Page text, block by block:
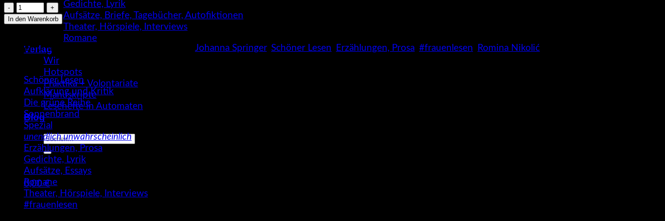
Gedichte, Lyrik
Aufsätze, Briefe, Tagebücher, Autofiktionen
Theater, Hörspiele, Interviews
Romane
Verlag
Wir
Hotspots
Praktika + Volontariate
Manuskripte
Lesehefte in Automaten
Blog
Suche
nach:
0,00€
Warenkorb
Romina
Nikolić:
Leichtigkeit,
der
du–
(SL
219)
Menge
In den Warenkorb
Artikelnummer: Johanna Springer, Schöner Lesen Erzählungen, Prosa #frauenlesen Romina Nikolić
Schöner Lesen
Aufklärung und Kritik
Die grüne Reihe
Sonnenbrand
Spezial
unendlich unwahrscheinlich
Erzählungen, Prosa
Gedichte, Lyrik
Aufsätze, Essays
Romane
Theater, Hörspiele, Interviews
#frauenlesen